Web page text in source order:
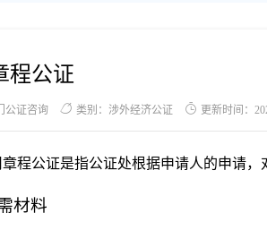
程公证
公证咨询 类别：涉外经济公证 更新时间：
章程公证是指公证处根据申请人的申请，
材料